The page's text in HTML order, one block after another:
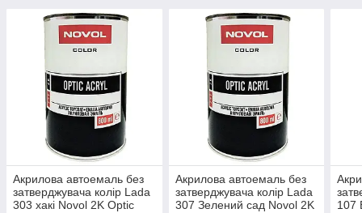
Акрилова автоемаль без
затверджувача колір Lada
303 хакі Novol 2K Optic
Акрилова автоемаль без
затверджувача колір Lada
307 Зелений сад Novol 2K
107